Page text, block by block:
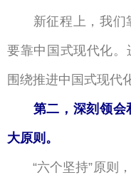
新征程上，我
要靠中国式现代化
围绕推进中国式现代
第二，深刻领会
大原则。
“六个坚持”原则